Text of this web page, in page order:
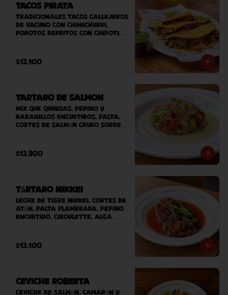
Tacos Pirata
Tradicionales tacos callejeros
de vacuno con chimichurri,
porotos refritos con chipotle
$12.100
Tartaro de Salmon
Mix que quinoas, pepino y
rabanillos encurtidos, palta,
cortes de salmón crudo sobre
nuestro pan casero.
$13.900
Tártaro Nikkei
Leche de tigre nikkei, cortes de
atún, palta flambeada, pepino
encurtido, ciboulette, alga
$13.100
Ceviche Roberta
Ceviche de Salmón, Camarón y